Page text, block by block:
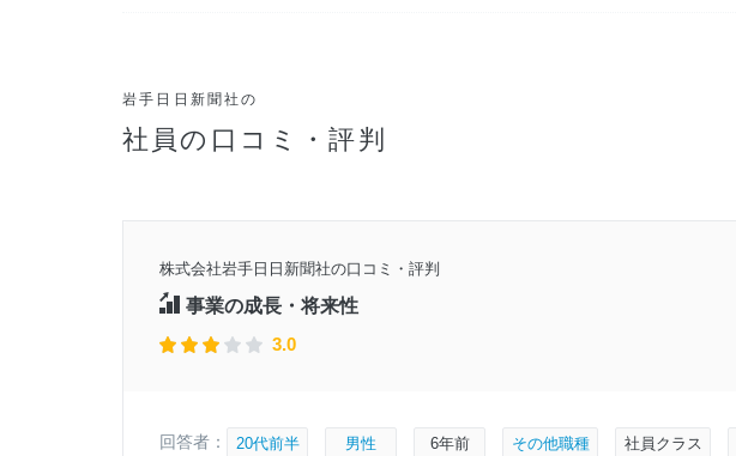
岩手日日新聞社の
社員の口コミ・評判
株式会社岩手日日新聞社の口コミ・評判
事業の成長・将来性
3.0
回答者： 20代前半 男性 6年前 その他職種 社員クラス